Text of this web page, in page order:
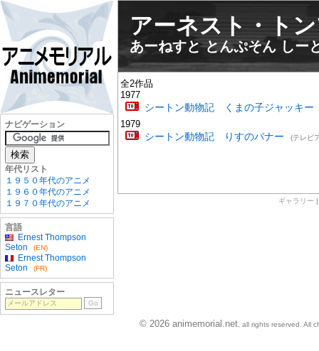
アーネスト・ト
あーねすと とんぷそん しー
全2作品
1977
シートン動物記 くまの子ジャッキー
1979
シートン動物記 りすのバナー (テレビ
ギャラリー
ナビゲーション
年代リスト
１９５０年代のアニメ
１９６０年代のアニメ
１９７０年代のアニメ
言語
Ernest Thompson
Seton
(EN)
Ernest Thompson
Seton
(FR)
ニュースレター
© 2026 animemorial.net , all rights reserved. All